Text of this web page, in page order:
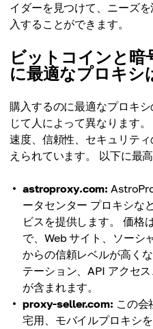
イダーを見つけて、ニーズ
入することができます。
ビットコインと暗
に最適なプロキシ
購入するのに最適なプロキ
じて人によって異なります
速度、信頼性、セキュリテ
えられています。 以下に最
astroproxy.com:
ータセンター プロキシな
ビスを提供します。 価格
で、Web サイト、ソーシ
からの信頼レベルが高く
テーション、API アクセ
が含まれます。
proxy-seller.com: この会
宅用、モバイルプロキシ